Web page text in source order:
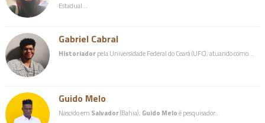
Estadual…
Gabriel Cabral
Historiadorpela Universidade Federal do Ceará (UFC), atuando como…
Guido Melo
Nascido em Salvador(Bahia), Guido Meloé pesquisador…